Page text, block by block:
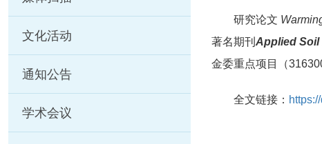
文化活动
通知公告
学术会议
研究论文
著名期刊 Applied
金委重点项目（
全文链接：